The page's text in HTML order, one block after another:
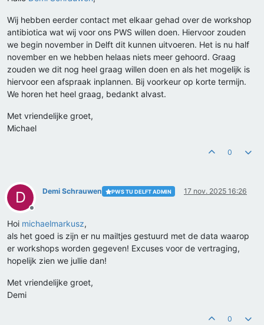
Wij hebben eerder contact met elkaar gehad over de workshop
antibiotica wat wij voor ons PWS willen doen. Hiervoor zouden
we begin november in Delft dit kunnen uitvoeren. Het is nu half
november en we hebben helaas niets meer gehoord. Graag
zouden we dit nog heel graag willen doen en als het mogelijk is
hiervoor een afspraak inplannen. Bij voorkeur op korte termijn.
We horen het heel graag, bedankt alvast.
Met vriendelijke groet,
Michael
0
D
Offline
Demi Schrauwen PWS TU DELFT ADMIN 17 nov. 2025 16:26
Hoi michaelmarkusz,
als het goed is zijn er nu mailtjes gestuurd met de data waarop
er workshops worden gegeven! Excuses voor de vertraging,
hopelijk zien we jullie dan!
Met vriendelijke groet,
Demi
0